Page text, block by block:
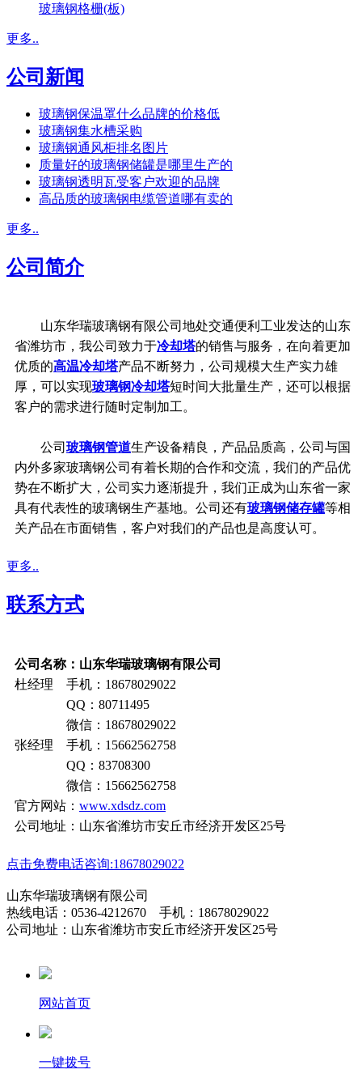
玻璃钢格栅(板)
更多..
公司新闻
玻璃钢保温罩什么品牌的价格低
玻璃钢集水槽采购
玻璃钢通风柜排名图片
质量好的玻璃钢储罐是哪里生产的
玻璃钢透明瓦受客户欢迎的品牌
高品质的玻璃钢电缆管道哪有卖的
更多..
公司简介
山东华瑞玻璃钢有限公司地处交通便利工业发达的山东
省潍坊市，我公司致力于冷却塔的销售与服务，在向着更加
优质的高温冷却塔产品不断努力，公司规模大生产实力雄
厚，可以实现玻璃钢冷却塔短时间大批量生产，还可以根据
客户的需求进行随时定制加工。
公司 玻璃钢管道生产设备精良，产品品质高，公司与国
内外多家玻璃钢公司有着长期的合作和交流，我们的产品优
势在不断扩大，公司实力逐渐提升，我们正成为山东省一家
具有代表性的玻璃钢生产基地。公司还有玻璃钢储存罐等相
关产品在市面销售，客户对我们的产品也是高度认可。
更多..
联系方式
公司名称：山东华瑞玻璃钢有限公司
杜经理 手机：18678029022
QQ：80711495
微信：18678029022
张经理 手机：15662562758
QQ：83708300
微信：15662562758
官方网站： www.xdsdz.com
公司地址：山东省潍坊市安丘市经济开发区25号
点击免费电话咨询:18678029022
山东华瑞玻璃钢有限公司
热线电话：0536-4212670 手机：18678029022
公司地址：山东省潍坊市安丘市经济开发区25号
网站首页
一键拨号